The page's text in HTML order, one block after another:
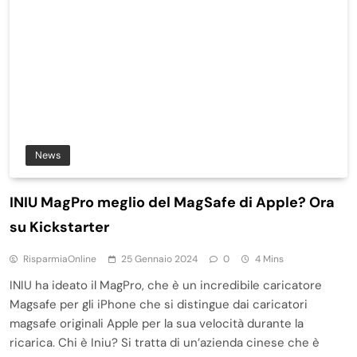
News
INIU MagPro meglio del MagSafe di Apple? Ora
su Kickstarter
RisparmiaOnline 25 Gennaio 2024 0 4 Mins
INIU ha ideato il MagPro, che è un incredibile caricatore
Magsafe per gli iPhone che si distingue dai caricatori
magsafe originali Apple per la sua velocità durante la
ricarica. Chi è Iniu? Si tratta di un’azienda cinese che è